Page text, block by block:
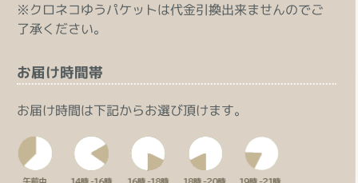
※クロネコゆうパケットは代金引換出来ませんのでご
了承ください。
お届け時間帯
お届け時間は下記からお選び頂けます。